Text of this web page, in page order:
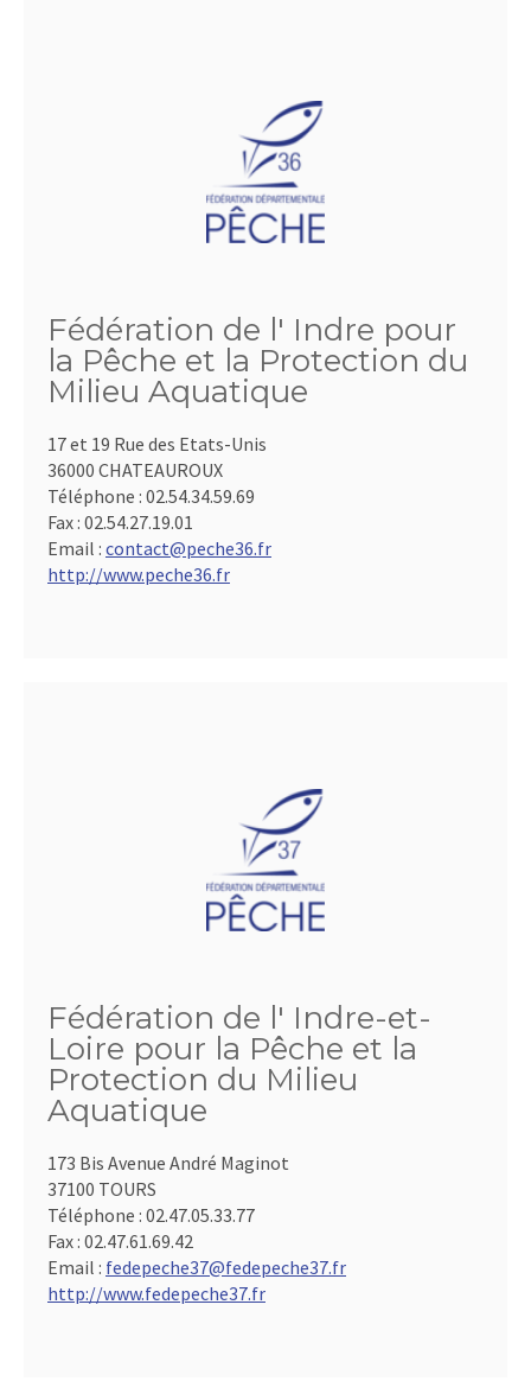
Fédération de l' Indre pour
la Pêche et la Protection du
Milieu Aquatique
17 et 19 Rue des Etats-Unis
36000 CHATEAUROUX
Téléphone : 02.54.34.59.69
Fax : 02.54.27.19.01
Email : contact@peche36.fr
http://www.peche36.fr
Fédération de l' Indre-et-
Loire pour la Pêche et la
Protection du Milieu
Aquatique
173 Bis Avenue André Maginot
37100 TOURS
Téléphone : 02.47.05.33.77
Fax : 02.47.61.69.42
Email : fedepeche37@fedepeche37.fr
http://www.fedepeche37.fr